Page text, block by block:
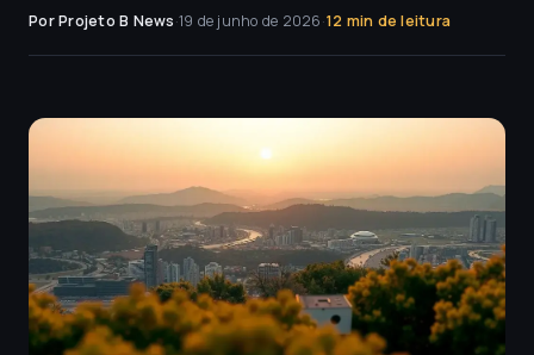
Por Projeto B News·19 de junho de 2026·12 min de leitura